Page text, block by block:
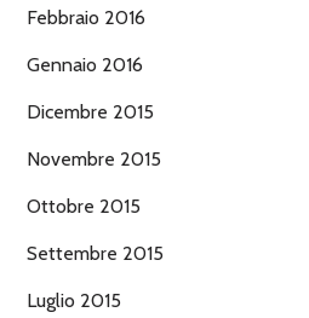
Febbraio 2016
Gennaio 2016
Dicembre 2015
Novembre 2015
Ottobre 2015
Settembre 2015
Luglio 2015